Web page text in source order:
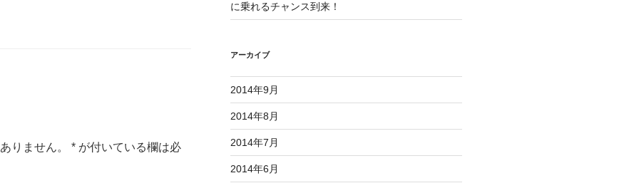
りません。 * が付いている欄は必
に乗れるチャンス到来！
アーカイブ
2014年9月
2014年8月
2014年7月
2014年6月